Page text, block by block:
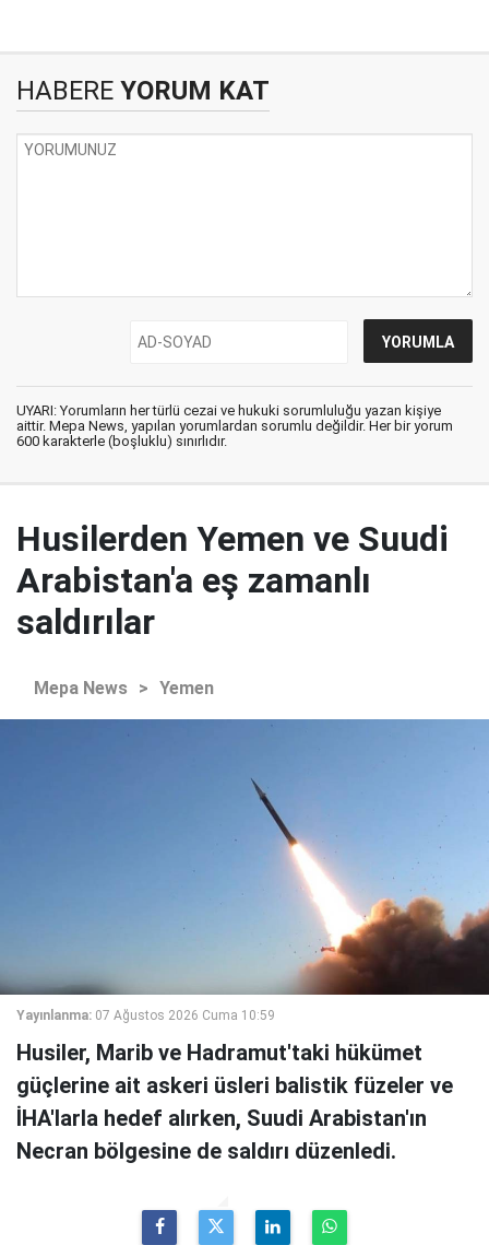
HABERE YORUM KAT
UYARI: Yorumların her türlü cezai ve hukuki sorumluluğu yazan kişiye
aittir. Mepa News, yapılan yorumlardan sorumlu değildir. Her bir yorum
600 karakterle (boşluklu) sınırlıdır.
Husilerden Yemen ve Suudi
Arabistan'a eş zamanlı
saldırılar
Mepa News > Yemen
Yayınlanma: 07 Ağustos 2026 Cuma 10:59
Husiler, Marib ve Hadramut'taki hükümet
güçlerine ait askeri üsleri balistik füzeler ve
İHA'larla hedef alırken, Suudi Arabistan'ın
Necran bölgesine de saldırı düzenledi.